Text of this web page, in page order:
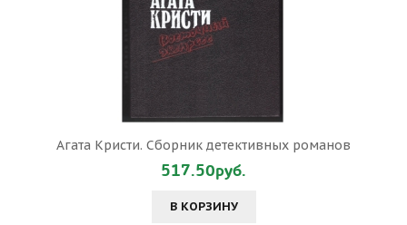
Агата Кристи. Сборник детективных романов
517.50руб.
В КОРЗИНУ